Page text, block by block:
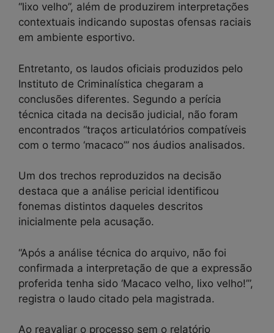
“lixo velho”, além de produzirem interpretações
contextuais indicando supostas ofensas raciais
em ambiente esportivo.
Entretanto, os laudos oficiais produzidos pelo
Instituto de Criminalística chegaram a
conclusões diferentes. Segundo a perícia
técnica citada na decisão judicial, não foram
encontrados “traços articulatórios compatíveis
com o termo ‘macaco’” nos áudios analisados.
Um dos trechos reproduzidos na decisão
destaca que a análise pericial identificou
fonemas distintos daqueles descritos
inicialmente pela acusação.
“Após a análise técnica do arquivo, não foi
confirmada a interpretação de que a expressão
proferida tenha sido ‘Macaco velho, lixo velho!’”,
registra o laudo citado pela magistrada.
Ao reavaliar o processo sem o relatório